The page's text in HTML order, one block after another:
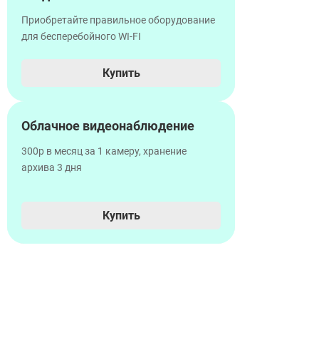
Приобретайте правильное оборудование
для бесперебойного WI-FI
Купить
Облачное видеонаблюдение
300р в месяц за 1 камеру, хранение
архива 3 дня
Купить